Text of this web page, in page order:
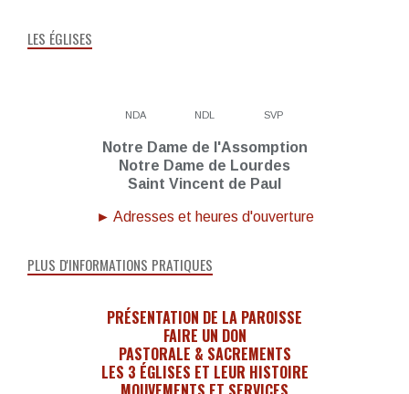
LES ÉGLISES
NDA NDL SVP
Notre Dame de l'Assomption
Notre Dame de Lourdes
Saint Vincent de Paul
► Adresses et heures d'ouverture
PLUS D'INFORMATIONS PRATIQUES
PRÉSENTATION DE LA PAROISSE
FAIRE UN DON
PASTORALE & SACREMENTS
LES 3 ÉGLISES ET LEUR HISTOIRE